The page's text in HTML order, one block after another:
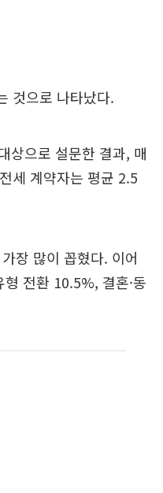
것으로 나타났다.
상으로 설문한 결과, 매
세 계약자는 평균 2.5
장 많이 꼽혔다. 이어
전환 10.5%, 결혼·동